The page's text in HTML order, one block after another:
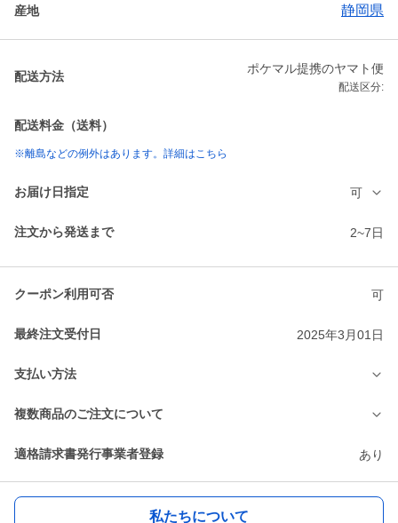
産地 静岡県
配送方法
ポケマル提携のヤマト便
配送区分:
配送料金（送料）
※離島などの例外はあります。詳細はこちら
お届け日指定 可
注文から発送まで 2~7日
クーポン利用可否 可
最終注文受付日 2025年3月01日
支払い方法
複数商品のご注文について
適格請求書発行事業者登録 あり
私たちについて